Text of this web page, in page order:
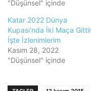
"Düşünsel" içinde
Katar 2022 Dünya
Kupası’nda İki Maça
İşte İzlenimlerim
Kasım 28, 2022
"Düşünsel" içinde